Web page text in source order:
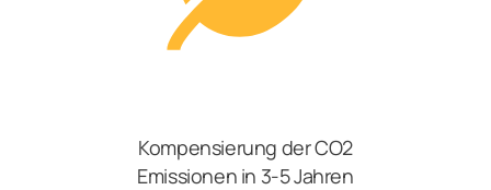
Kompensierung der CO2
Emissionen in 3-5 Jahren